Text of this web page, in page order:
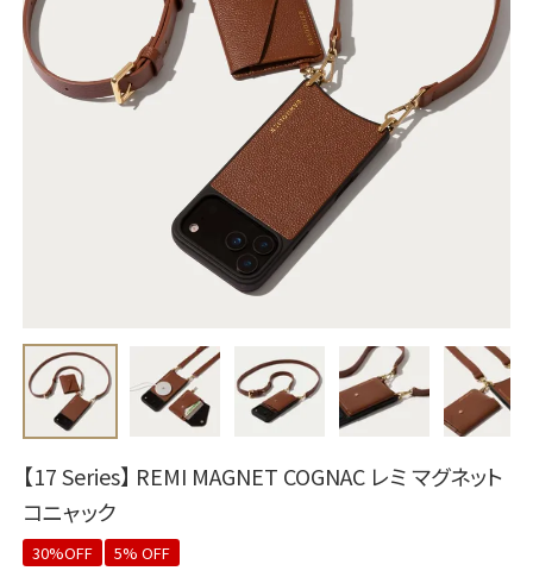
【17 Series】 REMI MAGNET COGNAC レミ マグネット
コニャック
30%OFF 5% OFF